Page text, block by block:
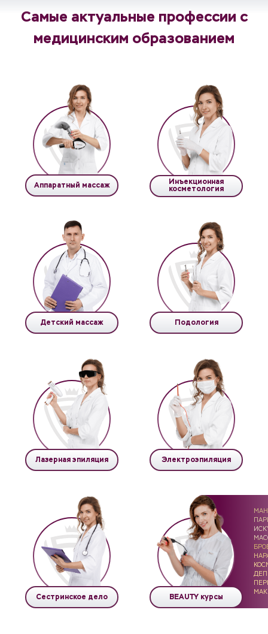
Самые актуальные профессии с
медицинским образованием
Аппаратный массаж
Инъекционная
косметология
Детский массаж Подология
Лазерная эпиляция Электроэпиляция
Сестринское дело BEAUTY курсы